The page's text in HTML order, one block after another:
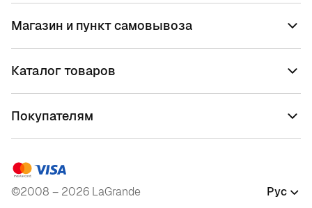
Магазин и пункт самовывоза
Каталог товаров
Покупателям
©2008 – 2026 LaGrande Рус